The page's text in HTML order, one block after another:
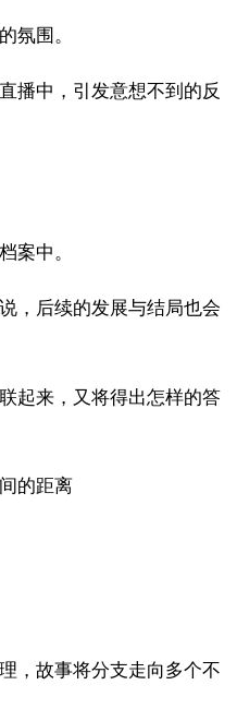
氛围。
播中，引发意想不到的反
案中。
，后续的发展与结局也会
起来，又将得出怎样的答
的距离
，故事将分支走向多个不